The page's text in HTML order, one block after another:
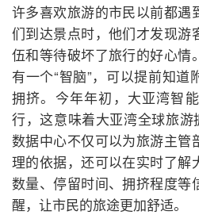
许多喜欢旅游的市民以前都遇
们到达景点时，他们才发现游
伍和等待破坏了旅行的好心情
有一个“智脑”，可以提前知道
拥挤。今年年初，大亚湾智
行，这意味着大亚湾全球旅游
数据中心不仅可以为旅游主管
理的依据，还可以在实时了解
数量、停留时间、拥挤程度等
醒，让市民的旅途更加舒适。